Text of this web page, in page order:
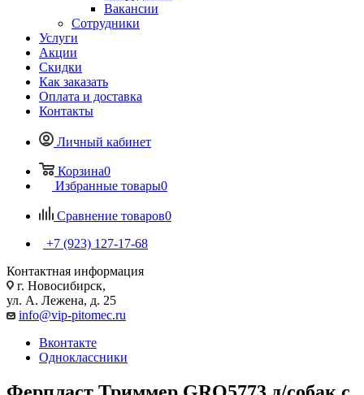
Вакансии
Сотрудники
Услуги
Акции
Скидки
Как заказать
Оплата и доставка
Контакты
Личный кабинет
Корзина0
Избранные товары0
Сравнение товаров0
+7 (923) 127-17-68
Контактная информация
г. Новосибирск,
ул. А. Лежена, д. 25
info@vip-pitomec.ru
Вконтакте
Одноклассники